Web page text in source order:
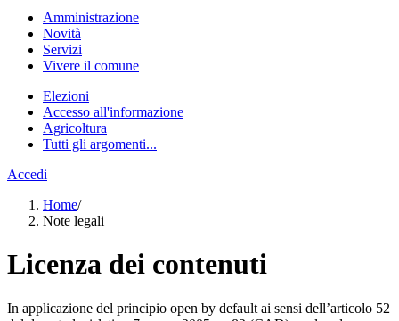
Amministrazione
Novità
Servizi
Vivere il comune
Elezioni
Accesso all'informazione
Agricoltura
Tutti gli argomenti...
Accedi
Home/
Note legali
Licenza dei contenuti
In applicazione del principio open by default ai sensi dell’articolo 52